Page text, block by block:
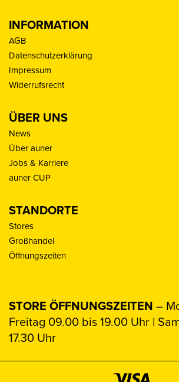
INFORMATION
AGB
Datenschutzerklärung
Impressum
Widerrufsrecht
ÜBER UNS
News
Über auner
Jobs & Karriere
auner CUP
STANDORTE
Stores
Großhandel
Öffnungszeiten
STORE ÖFFNUNGSZEITEN –
Freitag 09.00 bis 19.00 Uhr |
17.30 Uhr